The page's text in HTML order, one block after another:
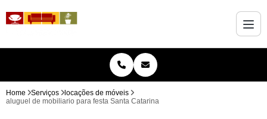
Home Serviços
locações de móveis
aluguel de mobiliario para festa Santa Catarina